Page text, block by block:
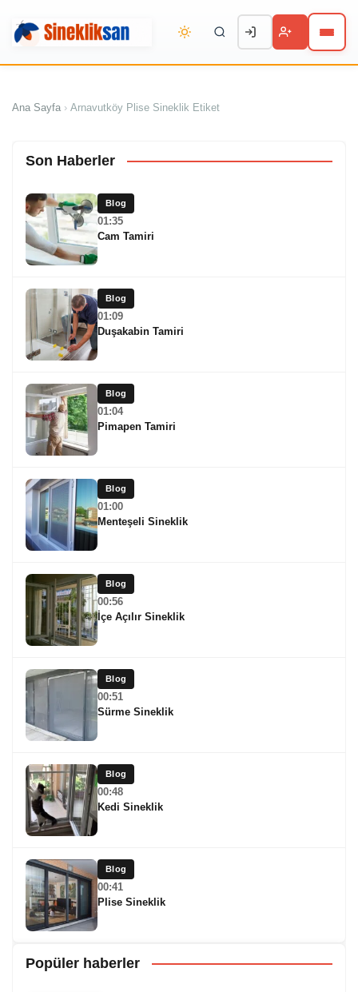
Ana Sayfa › Arnavutköy Plise Sineklik Etiket
Son Haberler
Blog
01:35
Cam Tamiri
Blog
01:09
Duşakabin Tamiri
Blog
01:04
Pimapen Tamiri
Blog
01:00
Menteşeli Sineklik
Blog
00:56
İçe Açılır Sineklik
Blog
00:51
Sürme Sineklik
Blog
00:48
Kedi Sineklik
Blog
00:41
Plise Sineklik
Popüler haberler